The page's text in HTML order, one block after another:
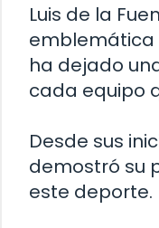
Luis de la
emblemática
ha dejado
cada equipo
Desde sus
demostró su
este deporte.